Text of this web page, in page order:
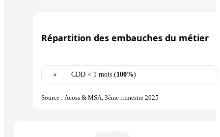
Répartition des embauches du métier
CDD < 1 mois (100%)
Source : Acoss & MSA, 3ème trimestre 2025